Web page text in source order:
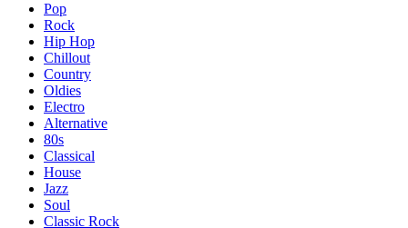
Pop
Rock
Hip Hop
Chillout
Country
Oldies
Electro
Alternative
80s
Classical
House
Jazz
Soul
Classic Rock